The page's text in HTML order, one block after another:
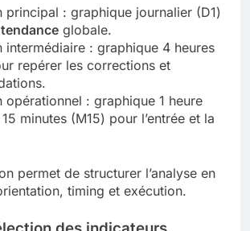
principal : graphique journalier (D1)
tendance globale.
intermédiaire : graphique 4 heures
repérer les corrections et
opérationnel : graphique 1 heure
minutes (M15) pour l’entrée et la
permet de structurer l’analyse en
timing et exécution.